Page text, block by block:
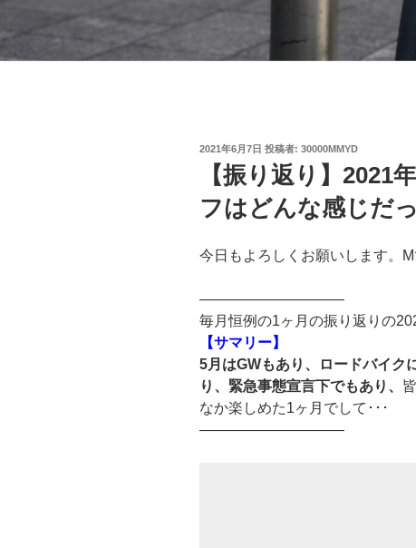
投
2021年6月7日 投稿者: 30000MMYD
【振り返り】2021
フはどんな感じだ
今日もよろしくお願いします。M
——————————
毎月恒例の1ヶ月の振り返りの
【サマリー】
5月はGWもあり、ロードバイク
り、緊急事態宣言下でもあり、
なか楽しめた1ヶ月でして･･･
——————————